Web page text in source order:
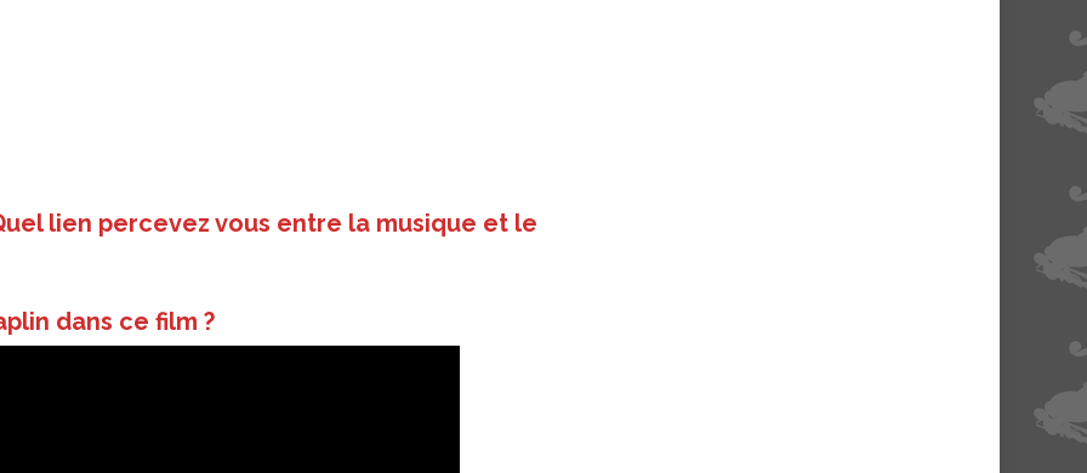
lien percevez vous entre la musique et le
dans ce film ?